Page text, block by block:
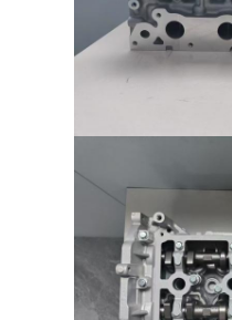
Prodotti
Video